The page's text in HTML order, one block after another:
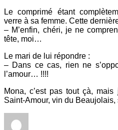
Le comprimé étant
verre à sa femme. Cette
– M’enfin, chéri, je ne
tête, moi…
Le mari de lui répondre :
– Dans ce cas, rien ne
l’amour… !!!!
Mona, c’est pas tout çà,
Saint-Amour, vin du Beaujolais,